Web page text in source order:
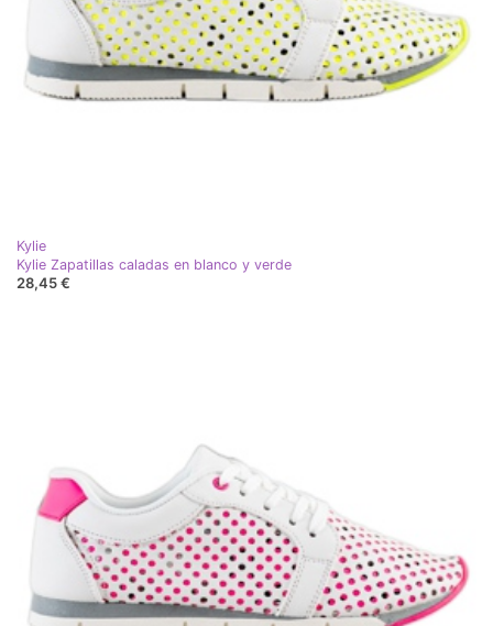
Kylie
Kylie Zapatillas caladas en blanco y verde
28,45 €